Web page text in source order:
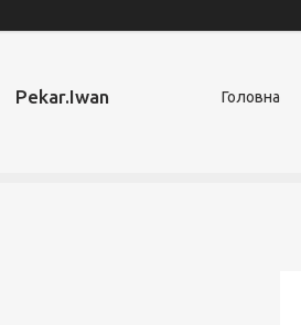
Pekar.Iwan Головна